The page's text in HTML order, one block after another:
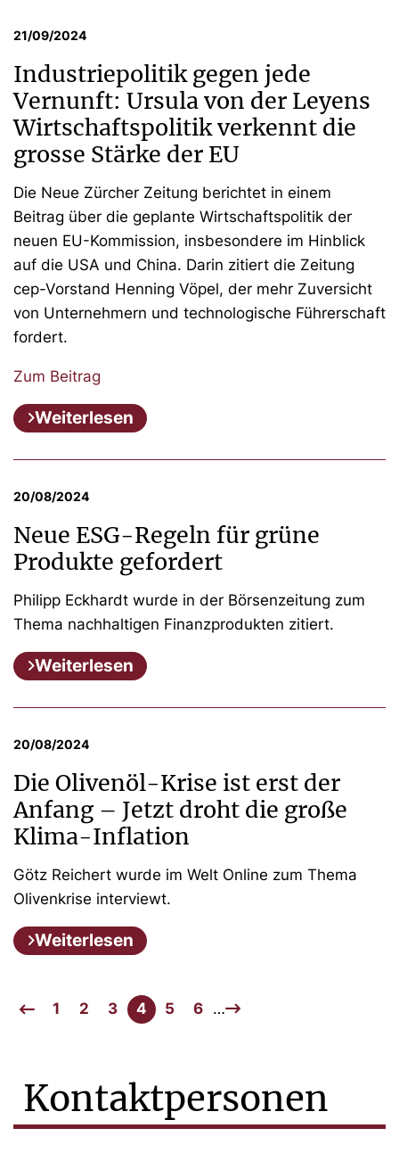
21/09/2024
Industriepolitik gegen jede
Vernunft: Ursula von der Leyens
Wirtschaftspolitik verkennt die
grosse Stärke der EU
Die Neue Zürcher Zeitung berichtet in einem
Beitrag über die geplante Wirtschaftspolitik der
neuen EU-Kommission, insbesondere im Hinblick
auf die USA und China. Darin zitiert die Zeitung
cep-Vorstand Henning Vöpel, der mehr Zuversicht
von Unternehmern und technologische Führerschaft
fordert.
Zum Beitrag
Weiterlesen
20/08/2024
Neue ESG-Regeln für grüne
Produkte gefordert
Philipp Eckhardt wurde in der Börsenzeitung zum
Thema nachhaltigen Finanzprodukten zitiert.
Weiterlesen
20/08/2024
Die Olivenöl-Krise ist erst der
Anfang – Jetzt droht die große
Klima-Inflation
Götz Reichert wurde im Welt Online zum Thema
Olivenkrise interviewt.
Weiterlesen
1 2 3 4 5 6 …
Kontaktpersonen